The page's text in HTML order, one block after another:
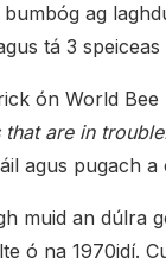
ag
tá 3
ón World
are in
agus pugach
muid an dúlra
ó na 1970idí.